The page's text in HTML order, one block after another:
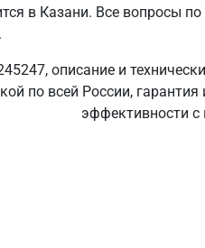
в Казани. Все вопросы
описание и
по всей России,
эффективности с